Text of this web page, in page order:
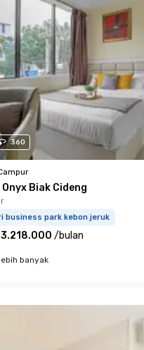
360
Biak Cideng
business park kebon jeruk
/bulan
banyak